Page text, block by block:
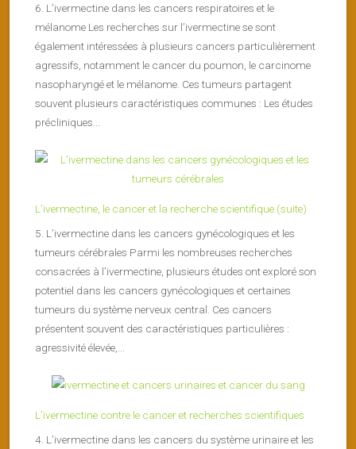
6. L’ivermectine dans les cancers respiratoires et le
mélanome Les recherches sur l’ivermectine se sont
également intéressées à plusieurs cancers particulièrement
agressifs, notamment le cancer du poumon, le carcinome
nasopharyngé et le mélanome. Ces tumeurs partagent
souvent plusieurs caractéristiques communes : Les études
précliniques...
L’ivermectine, le cancer et la recherche scientifique (suite)
5. L’ivermectine dans les cancers gynécologiques et les
tumeurs cérébrales Parmi les nombreuses recherches
consacrées à l’ivermectine, plusieurs études ont exploré son
potentiel dans les cancers gynécologiques et certaines
tumeurs du système nerveux central. Ces cancers
présentent souvent des caractéristiques particulières :
agressivité élevée,...
L’ivermectine contre le cancer et recherches scientifiques
4. L’ivermectine dans les cancers du système urinaire et les